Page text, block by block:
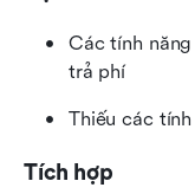
Các tính
trả phí
Thiếu các
Tích hợp